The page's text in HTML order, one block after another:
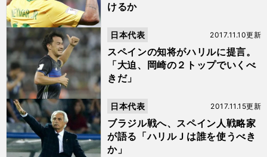
けるか
スペインの知将がハリルに提言。
「大迫、岡崎の２トップでいくべ
きだ」
2017.11.10更新
日本代表
ブラジル戦へ、スペイン人戦略家
が語る「ハリルＪは誰を使うべき
か」
2017.11.15更新
日本代表